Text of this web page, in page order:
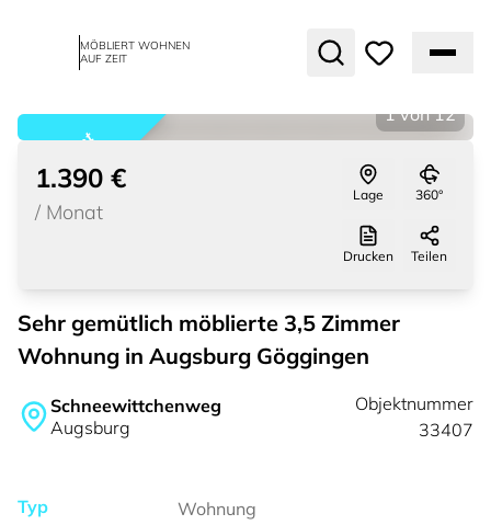
MÖBLIERT WOHNEN
AUF ZEIT
vermietet
1 von 12
1.390 €
/ Monat
Lage 360°
Drucken Teilen
Sehr gemütlich möblierte 3,5 Zimmer
Wohnung in Augsburg Göggingen
Schneewittchenweg
Augsburg
Objektnummer
33407
Typ
Wohnung